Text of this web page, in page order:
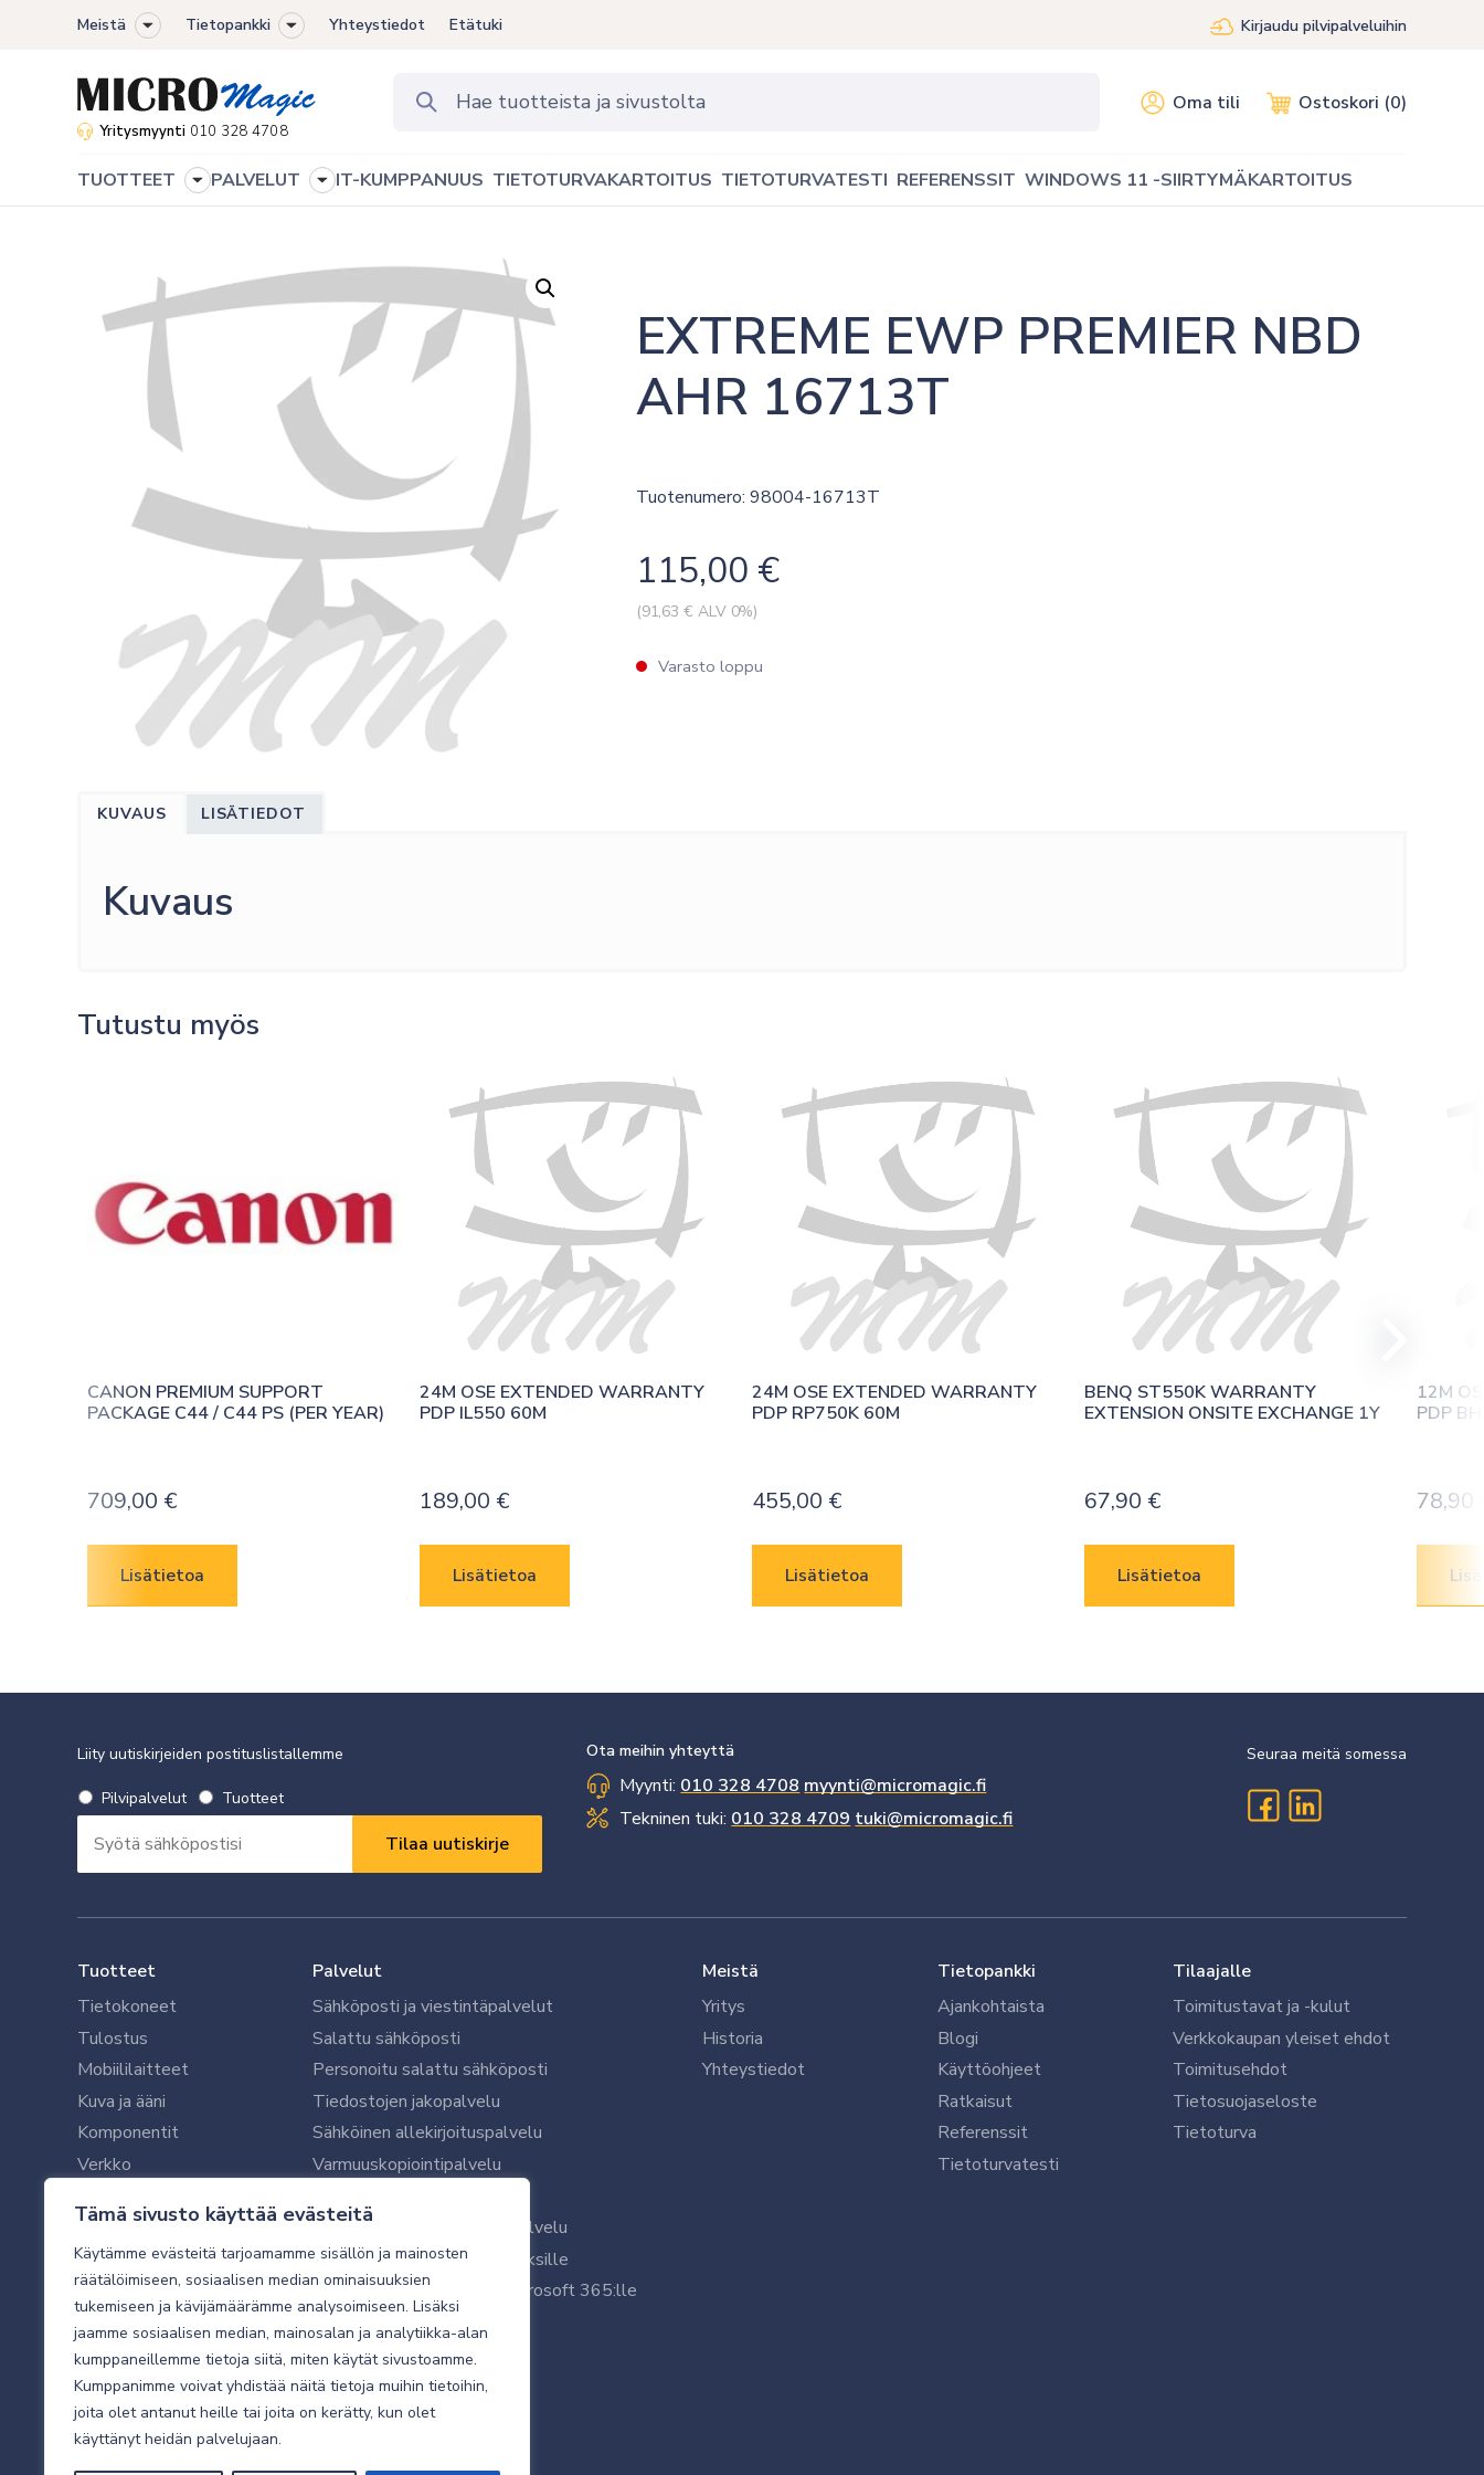
Tämä sivusto käyttää evästeitä
Käytämme evästeitä tarjoamamme sisällön ja mainosten
räätälöimiseen, sosiaalisen median ominaisuuksien
tukemiseen ja kävijämäärämme analysoimiseen. Lisäksi
jaamme sosiaalisen median, mainosalan ja analytiikka-alan
kumppaneillemme tietoja siitä, miten käytät sivustoamme.
Kumppanimme voivat yhdistää näitä tietoja muihin tietoihin,
joita olet antanut heille tai joita on kerätty, kun olet
käyttänyt heidän palvelujaan.
Meistä
Toggle
menu
Tietopankki
Toggle
menu
Yhteystiedot Etätuki Kirjaudu pilvipalveluihin
Yritysmyynti 010 328 4708
Oma tili Ostoskori (0)
TUOTTEET
Toggle
PALVELUT
Toggle
IT-KUMPPANUUS TIETOTURVAKARTOITUS TIETOTURVATESTI REFERENSSIT WINDOWS 11 -SIIRTYMÄKARTOITUS
EXTREME EWP PREMIER NBD
AHR 16713T
Tuotenumero: 98004-16713T
115,00 €
(91,63 € ALV 0%)
Varasto loppu
KUVAUS LISÄTIEDOT
Kuvaus
Tutustu myös
CANON PREMIUM SUPPORT
PACKAGE C44 / C44 PS (PER YEAR)
709,00 €
Lisätietoa
24M OSE EXTENDED WARRANTY
PDP IL550 60M
189,00 €
Lisätietoa
24M OSE EXTENDED WARRANTY
PDP RP750K 60M
455,00 €
Lisätietoa
BENQ ST550K WARRANTY
EXTENSION ONSITE EXCHANGE 1Y
67,90 €
Lisätietoa
12M
PDP
78,90
Liity uutiskirjeiden postituslistallemme
Valitse
uutiskirje
*
Vaaditaan
Pilvipalvelut Tuotteet
*
Vaaditaan
Ota meihin yhteyttä
Myynti: 010 328 4708 myynti@micromagic.fi
Tekninen tuki: 010 328 4709 tuki@micromagic.fi
Seuraa meitä somessa
Tuotteet
Tietokoneet
Tulostus
Mobiililaitteet
Kuva ja ääni
Komponentit
Verkko
Oheislaitteet
Palvelut
Sähköposti ja viestintäpalvelut
Salattu sähköposti
Personoitu salattu sähköposti
Tiedostojen jakopalvelu
Sähköinen allekirjoituspalvelu
Varmuuskopiointipalvelu
Microsoft 365 -varmistuspalvelu
WithSecure tietoturva yrityksille
WithSecuren tietoturva Microsoft 365:lle
Käyttäjätukipalvelu
Tietoturvakartoitus
Sähköpostikartoitus
Valvottu tietoturva 24/7
Meistä
Yritys
Historia
Yhteystiedot
Tietopankki
Ajankohtaista
Blogi
Käyttöohjeet
Ratkaisut
Referenssit
Tietoturvatesti
Tilaajalle
Toimitustavat ja -kulut
Verkkokaupan yleiset ehdot
Toimitusehdot
Tietosuojaseloste
Tietoturva